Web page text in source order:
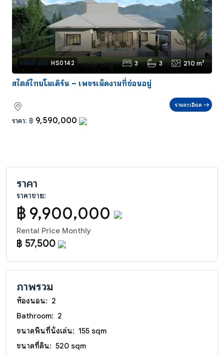
รหัสอ้างอิง: HS0142 3 3 210 m²
สไตล์ไทยโมเดิร์น – เพชรเม็ดงามที่ซ่อนอยู่
ราคา: ฿ 9,590,000
รายละเอียด
ราคา
ราคาขาย:
฿ 9,900,000
Rental Price Monthly
฿ 57,500
ภาพรวม
ห้องนอน: 2
Bathroom: 2
ขนาดพื้นที่นั่งเล่น: 155 sqm
ขนาดที่ดิน: 520 sqm